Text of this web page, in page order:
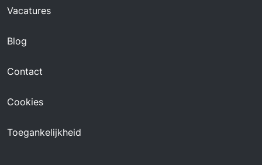
Vacatures
Blog
Contact
Cookies
Toegankelijkheid